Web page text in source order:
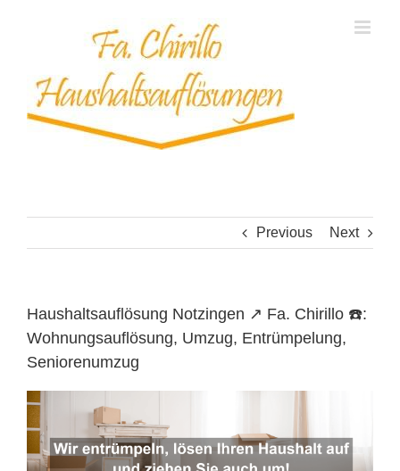
Previous Next
Haushaltsauflösung Notzingen ↗️ Fa. Chirillo ☎️:
Wohnungsauflösung, Umzug, Entrümpelung,
Seniorenumzug